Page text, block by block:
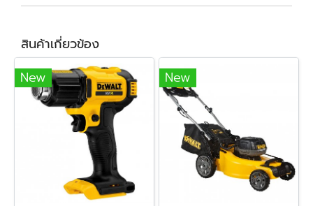
สินค้าเกี่ยวข้อง
New
New